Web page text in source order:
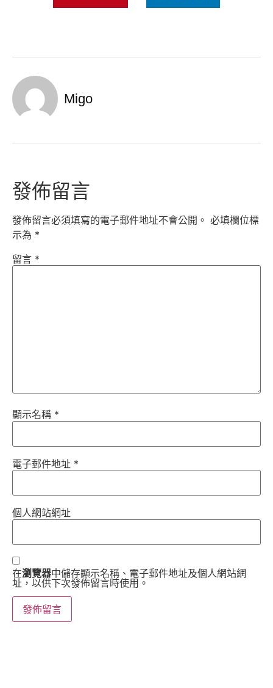
Migo
發佈留言
發佈留言必須填寫的電子郵件地址不會公開。 必填欄位標
示為 *
留言 *
顯示名稱 *
電子郵件地址 *
個人網站網址
在瀏覽器中儲存顯示名稱、電子郵件地址及個人網站網
址，以供下次發佈留言時使用。